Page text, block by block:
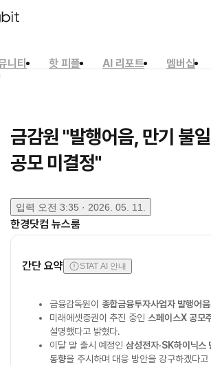
니티 핫 피플 AI 리포트 멤버십
금감원 "발행어음, 만기 불
공모 미결정"
입력 오전 3:35 · 2026. 05. 11.
한경닷컴 뉴스룸
간단 요약 STAT AI 안내
금융감독원이 종합금융투자사업자 발행어음
미래에셋증권이 추진 중인 스페이스X 공모
설명했다고 밝혔다.
이달 말 출시 예정인삼성전자·SK하이닉스
동향을 주시하며 대응 방안을 강구하겠다